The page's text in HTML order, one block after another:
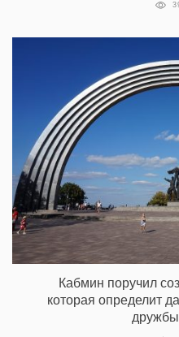
Кабмин поручил
которая определит